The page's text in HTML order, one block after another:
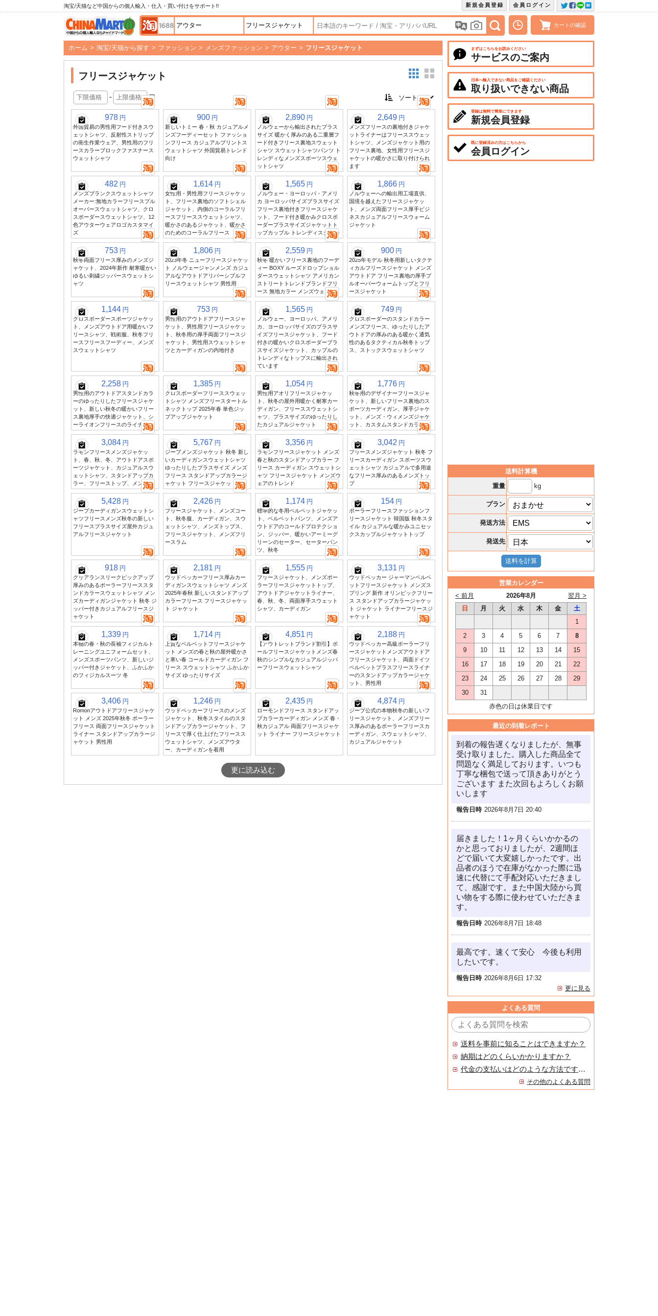
淘宝/天猫など中国からの個人輸入・仕入・買い付けをサポート!! 会員ログイン
新規会員登録
カートの確認
ホーム > 淘宝/天猫から探す > ファッション > メンズファッション > アウター > フリースジャケット
フリースジャケット
- 円
978 円
外国貿易の男性用フード付きスウ
ェットシャツ、反射性ストリップ
の衛生作業ウェア、男性用のフリ
ースカラーブロックファスナース
ウェットシャツ
900 円
新しいトミー 春・秋 カジュアルメ
ンズフーディーセット ファッショ
ンフリース カジュアルプリントス
ウェットシャツ 外国貿易トレンド
向け
2,890 円
ノルウェーから輸出されたプラス
サイズ 暖かく厚みのある二重層フ
ード付きフリース裏地スウェット
シャツ スウェットシャツパンツ ト
レンディなメンズスポーツスウェ
ットシャツ
2,649 円
メンズフリースの裏地付きジャケ
ットライナーはフリーススウェッ
トシャツ、メンズジャケット用の
フリース裏地、女性用フリースジ
ャケットの暖かさに取り付けられ
ます
482 円
メンズブランクスウェットシャツ
メーカー:無地カラーフリースプル
オーバースウェットシャツ、クロ
スボーダースウェットシャツ、12
色アウターウェアロゴカスタマイ
ズ
1,614 円
女性用・男性用フリースジャケッ
ト、フリース裏地のソフトシェル
ジャケット、内側のコーラルフリ
ースフリーススウェットシャツ、
暖かさのあるジャケット、暖かさ
のためのコーラルフリース
1,565 円
ノルウェー・ヨーロッパ・アメリ
カ ヨーロッパサイズプラスサイズ
フリース裏地付きフリースジャケ
ット、フード付き暖かみクロスボ
ーダープラスサイズジャケットト
ップカップル トレンディスタイル
1,866 円
ノルウェーへの輸出用工場直供、
国境を越えたフリースジャケッ
ト、メンズ両面フリース厚手ビジ
ネスカジュアルフリースウォーム
ジャケット
753 円
秋冬両面フリース厚みのメンズジ
ャケット、2024年新作 耐寒暖かい
ゆるい刺繍ジッパースウェットシ
ャツ
1,806 円
2023年冬 ニューフリースジャケッ
ト ノルウェージャンメンズ カジュ
アルなアウトドアリバーシブルフ
リースウェットシャツ 男性用
2,559 円
秋冬 暖かいフリース裏地のフーデ
ィー BOXY ルーズドロップショル
ダースウェットシャツ アメリカン
ストリートトレンドブランドフリ
ース 無地カラー メンズウェア
900 円
2025年モデル 秋冬用新しいタクテ
ィカルフリースジャケット メンズ
アウトドア フリース裏地の厚手プ
ルオーバーウォームトップとフリ
ースジャケット
1,144 円
クロスボーダースポーツジャケッ
ト、メンズアウトドア用暖かいフ
リースシャツ、戦術服、秋冬フリ
ースフリースフーディー、メンズ
スウェットシャツ
753 円
男性用のアウトドアフリースジャ
ケット、男性用フリースジャケッ
ト、秋冬用の厚手両面フリースジ
ャケット、男性用スウェットシャ
ツとカーディガンの内地付き
1,565 円
ノルウェー、ヨーロッパ、アメリ
カ、ヨーロッパサイズのプラスサ
イズフリースジャケット、フード
付きの暖かいクロスボーダープラ
スサイズジャケット、カップルの
トレンディなトップスに輸出され
ています
749 円
クロスボーダーのスタンドカラー
メンズフリース、ゆったりしたア
ウトドアの厚みのある暖かく通気
性のあるタクティカル秋冬トップ
ス、ストックスウェットシャツ
2,258 円
男性用のアウトドアスタンドカラ
ーのゆったりしたフリースジャケ
ット、新しい秋冬の暖かいフリー
ス裏地厚手の快適ジャケット、シ
ーライオンフリースのライナー
1,385 円
クロスボーダーフリーススウェッ
トシャツ メンズフリースタートル
ネックトップ 2025年春 単色ジッ
プアップジャケット
1,054 円
男性用アオリフリースジャケッ
ト、秋冬の屋外用暖かく耐寒カー
ディガン、フリーススウェットシ
ャツ、プラスサイズのゆったりし
たカジュアルジャケット
1,776 円
秋冬用のデザイナーフリースジャ
ケット、新しいフリース裏地のス
ポーツカーディガン、厚手ジャケ
ット、メンズ・ウィメンズジャケ
ット、カスタムスタンドカラー
3,084 円
ラモンフリースメンズジャケッ
ト、春、秋、冬、アウトドアスポ
ーツジャケット、カジュアルスウ
ェットシャツ、スタンドアップカ
ラー、フリーストップ、メンズ
5,767 円
ジープメンズジャケット 秋冬 新し
いカーディガンスウェットシャツ
ゆったりしたプラスサイズ メンズ
フリース スタンドアップカラージ
ャケット フリースジャケット
3,356 円
ラモンフリースジャケット メンズ
春と秋のスタンドアップカラー フ
リース カーディガン スウェットシ
ャツ フリースジャケット メンズウ
ェアのトレンド
3,042 円
フリースメンズジャケット 秋冬 フ
リースカーディガン スポーツスウ
ェットシャツ カジュアルで多用途
なフリース厚みのあるメンズトッ
プ
5,428 円
ジープカーディガンスウェットシ
ャツフリースメンズ秋冬の新しい
フリースプラスサイズ屋外カジュ
アルフリースジャケット
2,426 円
フリースジャケット、メンズコー
ト、秋冬服、カーディガン、スウ
ェットシャツ、メンズトップス、
フリースジャケット、メンズフリ
ースラム
1,174 円
標準的な冬用ベルベットジャケッ
ト、ベルベットパンツ、メンズア
ウトドアのコールドプロテクショ
ン、ジッパー、暖かいアーミーグ
リーンのセーター、セーターパン
ツ、秋冬
154 円
ポーラーフリースファッションフ
リースジャケット 韓国版 秋冬スタ
イル カジュアルな暖かみユニセッ
クスカップルジャケットトップ
918 円
クリアランスリークピックアップ
厚みのあるポーラーフリーススタ
ンドカラースウェットシャツ メン
ズカーディガンジャケット 秋冬 ジ
ッパー付きカジュアルフリースジ
ャケット
2,181 円
ウッドペッカーフリース厚みカー
ディガンスウェットシャツ メンズ
2025年春秋 新しいスタンドアップ
カラーフリース フリースジャケッ
ト ジャケット
1,555 円
フリースジャケット、メンズポー
ラーフリースジャケットトップ、
アウトドアジャケットライナー、
春、秋、冬、両面厚手スウェット
シャツ、カーディガン
3,131 円
ウッドペッカー ジャーマンベルベ
ットフリースジャケット メンズス
プリング 新作 オリンピックフリー
ス スタンドアップカラージャケッ
ト ジャケット ライナーフリースジ
ャケット
1,339 円
本物の春・秋の長袖フィジカルト
レーニングユニフォームセット、
メンズスポーツパンツ、新しいジ
ッパー付きジャケット、ふかふか
のフィジカルスーツ 冬
1,714 円
上質なベルベットフリースジャケ
ット メンズの春と秋の屋外暖かさ
と寒い春 コールドカーディガン フ
リース スウェットシャツ ふかふか
サイズ ゆったりサイズ
4,851 円
【アウトレットブランド割引】ポ
ールフリースジャケットメンズ春
秋のシンプルなカジュアルジッパ
ーフリースウェットシャツ
2,188 円
ウッドペッカー高級ポーラーフリ
ースジャケットメンズアウトドア
フリースジャケット、両面ドイツ
ベルベットプラスフリースライナ
ーのスタンドアップカラージャケ
ット、男性用
3,406 円
Romonアウトドアフリースジャケ
ット メンズ 2025年秋冬 ポーラー
フリース 両面フリースジャケット
ライナー スタンドアップカラージ
ャケット 男性用
1,246 円
ウッドペッカーフリースのメンズ
ジャケット、秋冬スタイルのスタ
ンドアップカラージャケット、フ
リースで厚く仕上げたフリースス
ウェットシャツ、メンズアウタ
ー、カーディガンを着用
2,435 円
ローモンドフリース スタンドアッ
プカラーカーディガン メンズ 春・
秋カジュアル 両面フリースジャケ
ット ライナー フリースジャケット
4,874 円
ジープ公式の本物秋冬の新しいフ
リースジャケット、メンズフリー
ス厚みのあるポーラーフリースカ
ーディガン、スウェットシャツ、
カジュアルジャケット
更に読み込む
まずはこちらをお読みください
サービスのご案内
日本へ輸入できない商品をご確認ください
取り扱いできない商品
登録は無料で簡単にできます
新規会員登録
既に登録済みの方はこちらから
会員ログイン
送料計算機
重量
kg
プラン
発送方法
発送先
営業カレンダー
2026年8月
< 前月
翌月 >
日
月 火 水 木 金
土
1
2
3 4 5 6 7
8
9
10 11 12 13 14
15
16
17 18 19 20 21
22
23
24 25 26 27 28
29
30
31
赤色の日は休業日です
最近の到着レポート
到着の報告遅くなりましたが、無事
受け取りました。購入した商品全て
問題なく満足しております。いつも
丁寧な梱包で送って頂きありがとう
ございます また次回もよろしくお願
いします
報告日時 2026年8月7日 20:40
届きました！1ヶ月くらいかかるの
かと思っておりましたが、2週間ほ
どで届いて大変嬉しかったです。出
品者のほうで在庫がなかった際に迅
速に代替にて手配対応いただきまし
て、感謝です。また中国大陸から買
い物をする際に使わせていただきま
す。
報告日時 2026年8月7日 18:48
最高です。速くて安心 今後も利用
したいです。
報告日時 2026年8月6日 17:32
更に見る
よくある質問
送料を事前に知ることはできますか？
納期はどのくらいかかりますか？
代金の支払いはどのような方法ですか？
その他のよくある質問